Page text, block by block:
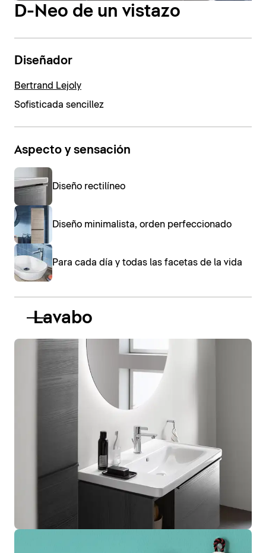
D-Neo de un vistazo
Diseñador
Bertrand Lejoly
Sofisticada sencillez
Aspecto y sensación
Diseño rectilíneo
Diseño minimalista, orden perfeccionado
Para cada día y todas las facetas de la vida
Lavabo